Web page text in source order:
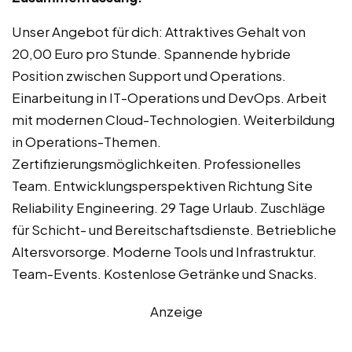
Unser Angebot für dich: Attraktives Gehalt von
20,00 Euro pro Stunde. Spannende hybride
Position zwischen Support und Operations.
Einarbeitung in IT-Operations und DevOps. Arbeit
mit modernen Cloud-Technologien. Weiterbildung
in Operations-Themen.
Zertifizierungsmöglichkeiten. Professionelles
Team. Entwicklungsperspektiven Richtung Site
Reliability Engineering. 29 Tage Urlaub. Zuschläge
für Schicht- und Bereitschaftsdienste. Betriebliche
Altersvorsorge. Moderne Tools und Infrastruktur.
Team-Events. Kostenlose Getränke und Snacks.
Anzeige